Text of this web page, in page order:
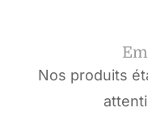
Nos produits